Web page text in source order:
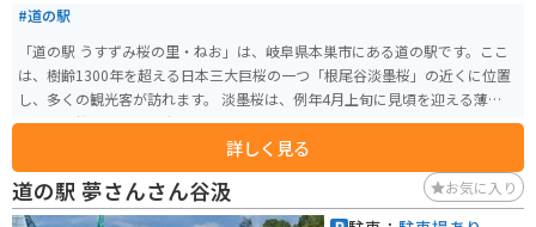
#道の駅
「道の駅 うすずみ桜の里・ねお」は、岐阜県本巣市にある道の駅です。ここ
は、樹齢1300年を超える日本三大巨桜の一つ「根尾谷淡墨桜」の近くに位置
し、多くの観光客が訪れます。 淡墨桜は、例年4月上旬に見頃を迎える薄紅色
の美しい桜で、その壮大さに圧倒されることでしょう。道の駅には、地元の
特産品や新鮮な野菜などを販売する売店や、食事処もあります。特に、地元
産のそばを使った料理や、飛騨牛を使った料理がおすすめです。 バイクで訪
れる際は、道の駅に隣接する駐車場にバイク専用のスペースがあるので利用
しましょう。周辺は、山間部のワインディングロードが続くため、ツーリン
詳しく見る
道の駅 夢さんさん谷汲 お気に入り